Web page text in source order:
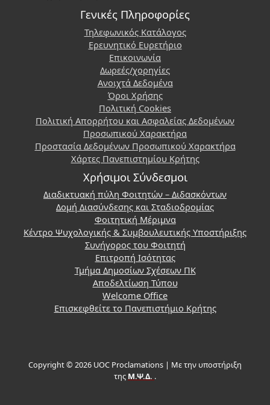
Γενικές Πληροφορίες
Τηλεφωνικός Κατάλογος
Ερευνητικό Ευρετήριο
Επικοινωνία
Δωρεές/χορηγίες
Ανοιχτά Δεδομένα
Όροι Χρήσης
Πολιτική Cookies
Πολιτική Απορρήτου και Ασφαλείας Δεδομένων
Προσωπικού Χαρακτήρα
Προστασία Δεδομένων Προσωπικού Χαρακτήρα
Χάρτες Πανεπιστημίου Κρήτης
Χρήσιμοι Σύνδεσμοι
Διαδικτυακή πύλη Φοιτητών – Διδασκόντων
Δομή Διασύνδεσης και Σταδιοδρομίας
Φοιτητική Μέριμνα
Κέντρο Ψυχολογικής & Συμβουλευτικής Υποστήριξης
Συνήγορος του Φοιτητή
Επιτροπή Ισότητας
Τμήμα Δημοσίων Σχέσεων ΠΚ
Αποδελτίωση Τύπου
Welcome Office
Επισκεφθείτε το Πανεπιστήμιο Κρήτης
Copyright © 2026 UOC Proclamations | Με την υποστήριξη
της Μ.Ψ.Δ. .